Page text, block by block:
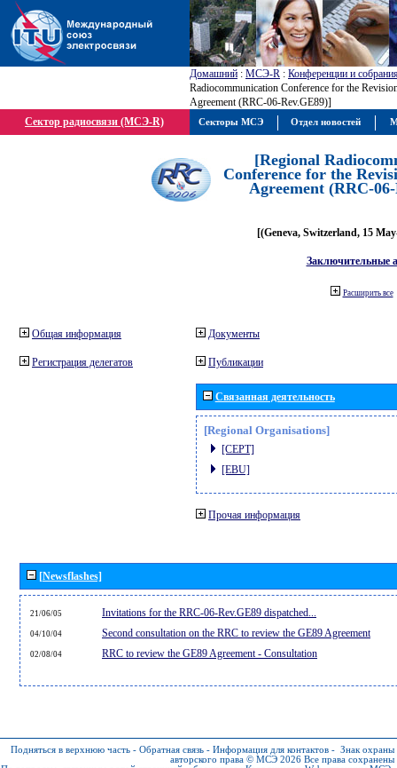
Домашний : МСЭ-R : Конференции и
Radiocommunication Conference for the
Agreement (RRC-06-Rev.GE89)]
Сектор радиосвязи (МСЭ-R)
[Regional
Conference for the
Agreement (RRC-
[(Geneva, Switzerland, 15
Заключительные
Расширить все
Общая информация
Регистрация делегатов
Документы
Публикации
Связанная деятельность
[Regional Organisations]
[CEPT]
[EBU]
Прочая информация
[Newsflashes]
21/06/05 Invitations for the RRC-06-Rev.GE89 dispatched...
04/10/04 Second consultation on the RRC to review the GE89 Agreement
02/08/04 RRC to review the GE89 Agreement - Consultation
Подняться в верхнюю часть - Обратная связь - Информация для контактов - Знак охраны
авторского права © МСЭ 2026 Все права сохранены
Секторы МСЭ Отдел новостей